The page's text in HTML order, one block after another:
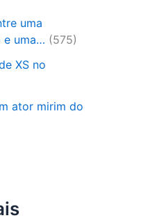
uma
e uma… (575)
XS no
ator mirim do